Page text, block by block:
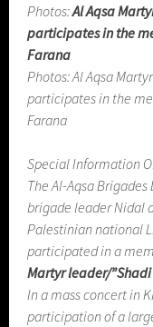
Photos:Al Aqsa
participates in the
Farana
Photos: Al Aqsa
participates in the
Farana
Special Information
The Al-Aqsa
brigade leader Nidal
Palestinian national
participated in a
Martyr leader/
In a mass concert in
participation of a